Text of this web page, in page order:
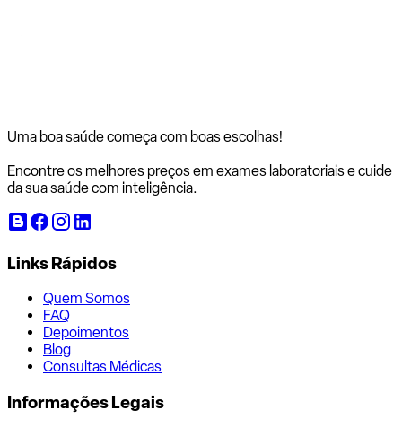
Uma boa saúde começa com boas escolhas!
Encontre os melhores preços em exames laboratoriais e cuide
da sua saúde com inteligência.
Links Rápidos
Quem Somos
FAQ
Depoimentos
Blog
Consultas Médicas
Informações Legais